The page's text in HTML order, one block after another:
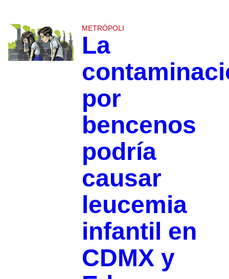
METRÓPOLI
La
por
bencenos
podría
causar
leucemia
infantil en
CDMX y